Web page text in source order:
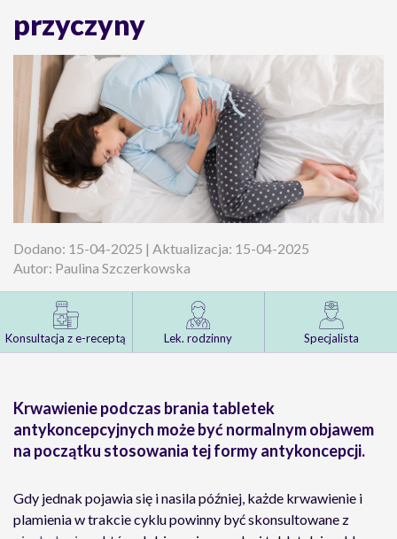
przyczyny
Dodano: 15-04-2025 | Aktualizacja: 15-04-2025
Autor: Paulina Szczerkowska
Konsultacja z e-receptą Lek. rodzinny Specjalista
Krwawienie podczas brania tabletek
antykoncepcyjnych może być normalnym objawem
na początku stosowania tej formy antykoncepcji.
Gdy jednak pojawia się i nasila później, każde krwawienie i
plamienia w trakcie cyklu powinny być skonsultowane z